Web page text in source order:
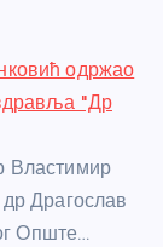
e
одржао
"Др
Властимир
Драгослав
Опште…